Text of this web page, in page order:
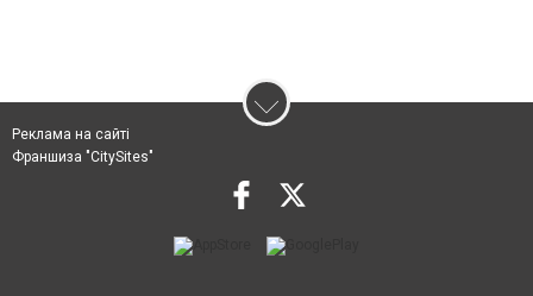
Реклама на сайті
Франшиза "CitySites"